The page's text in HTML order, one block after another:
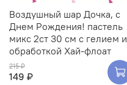
Воздушный шар Дочка, с
Днем Рождения! пастель
микс 2ст 30 см с гелием и
обработкой Хай-флоат
215 ₽
149 ₽